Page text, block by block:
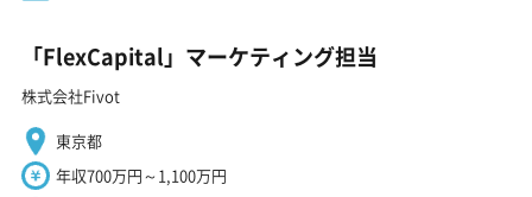
「FlexCapital」マーケティング担当
株式会社Fivot
東京都
年収700万円～1,100万円